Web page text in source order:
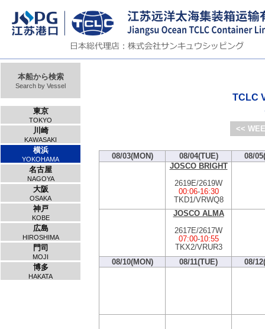
本船から検索
Search by Vessel
東京
TOKYO
川崎
KAWASAKI
横浜
YOKOHAMA
名古屋
NAGOYA
大阪
OSAKA
神戸
KOBE
広島
HIROSHIMA
門司
MOJI
博多
HAKATA
TCLC
<<
08/03(MON) 08/04(TUE)
08/
JOSCO BRIGHT
2619E/2619W
00:06-16:30
TKD1/VRWQ8
JOSCO ALMA
2617E/2617W
07:00-10:55
TKX2/VRUR3
08/10(MON)
08/11(TUE) 08/